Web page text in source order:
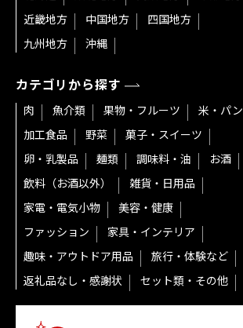
近畿地方
中国地方
四国地方
九州地方
沖縄
カテゴリから探す
肉 魚介類 果物・フルーツ
米・パン
加工食品
野菜
菓子・スイーツ
卵・乳製品
麺類 調味料・油
お酒
飲料（お酒以外）
雑貨・日用品
家電・電気小物
美容・健康
ファッション
家具・インテリア
趣味・アウトドア用品
旅行・体験など
返礼品なし・感謝状
セット類・その他